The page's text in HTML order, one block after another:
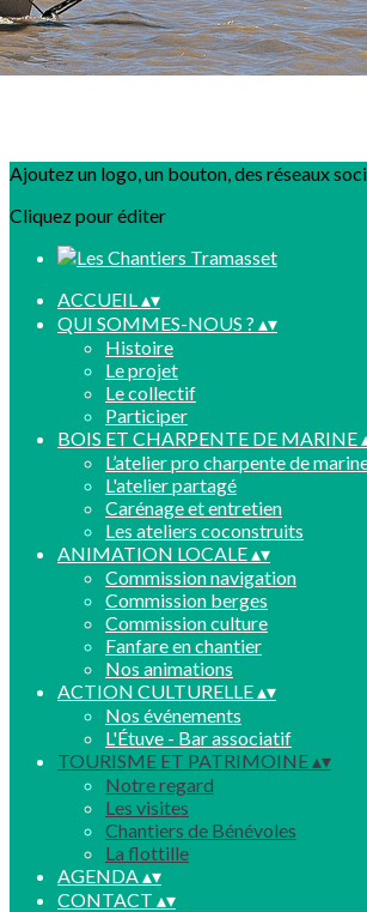
Ajoutez un logo, un bouton, des réseaux
Cliquez pour éditer
ACCUEIL▴▾
QUI SOMMES-NOUS ? ▴▾
Histoire
Le projet
Le collectif
Participer
BOIS ET CHARPENTE DE MARINE
L’atelier pro charpente de
L'atelier partagé
Carénage et entretien
Les ateliers coconstruits
ANIMATION LOCALE▴▾
Commission navigation
Commission berges
Commission culture
Fanfare en chantier
Nos animations
ACTION CULTURELLE▴▾
Nos événements
L'Étuve - Bar associatif
TOURISME ET PATRIMOINE▴▾
Notre regard
Les visites
Chantiers de Bénévoles
La flottille
AGENDA▴▾
CONTACT ▴▾